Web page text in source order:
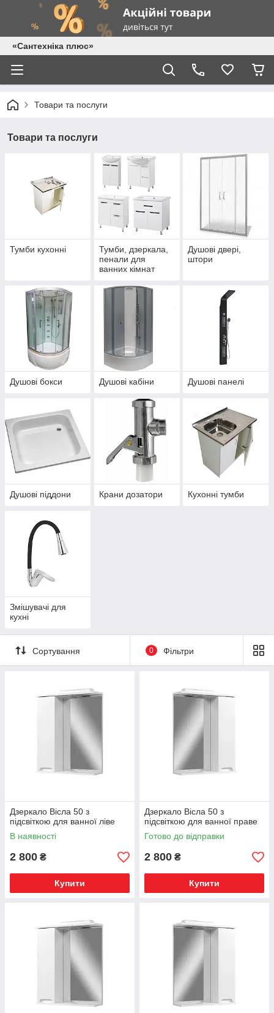
«Сантехніка плюс»
Товари та послуги
Товари та послуги
Тумби кухонні
Тумби, дзеркала,
пенали для
ванних кімнат
Душові двері,
штори
Душові бокси Душові кабіни Душові панелі
Душові піддони Крани дозатори Кухонні тумби
Змішувачі для
кухні
Сортування 0 Фільтри
Дзеркало Вісла 50 з
підсвіткою для ванної ліве
В наявності
2 800 ₴
Купити
Дзеркало Вісла 50 з
підсвіткою для ванної праве
Готово до відправки
2 800 ₴
Купити